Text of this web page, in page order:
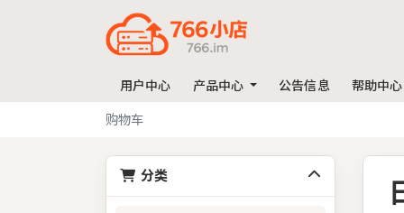
用户中心 产品中心 公告信息
帮助中心
购物车
分类